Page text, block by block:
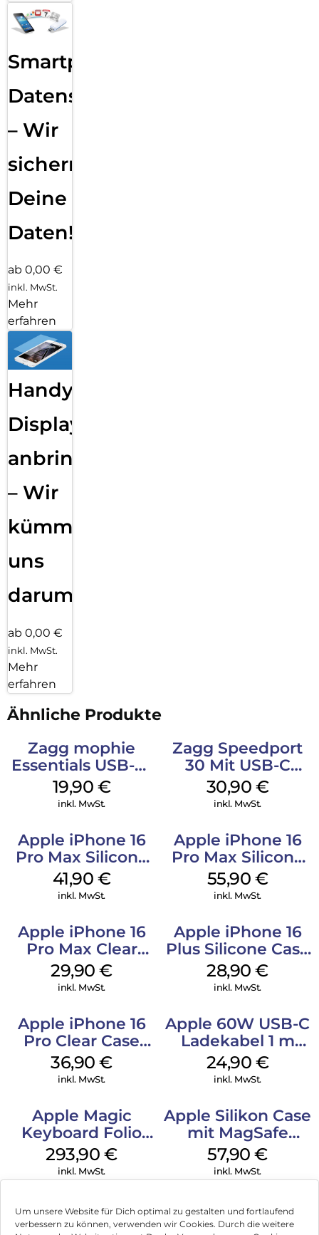
Um unsere Website für Dich optimal zu gestalten und fortlaufend
verbessern zu können, verwenden wir Cookies. Durch die weitere
Smartphone
Datensicherung
– Wir
sichern
Deine
Daten!
ab 0,00 €
inkl. MwSt.
Mehr
erfahren
Handy
Displayfolie
anbringen
– Wir
kümmern
uns
darum!
ab 0,00 €
inkl. MwSt.
Mehr
erfahren
Ähnliche Produkte
Zagg mophie
Essentials USB-C-
20W Charger PD
Weiß
19,90 €
inkl. MwSt.
Zagg Speedport
30 Mit USB-C
Kabel Weiß
30,90 €
inkl. MwSt.
Apple iPhone 16
Pro Max Silicone
Case MagSafe
Ultramarine
41,90 €
inkl. MwSt.
Apple iPhone 16
Pro Max Silicone
Case MagSafe
Stone Gray
55,90 €
inkl. MwSt.
Apple iPhone 16
Pro Max Clear
Case MagSafe
Transparent
29,90€
inkl. MwSt.
Apple iPhone 16
Plus Silicone Case
MagSafe Black
28,90€
inkl. MwSt.
Apple iPhone 16
Pro Clear Case
MagSafe
Transparent
36,90€
inkl. MwSt.
Apple 60W USB-C
Ladekabel 1 m
Weiß
24,90 €
inkl. MwSt.
Apple Magic
Keyboard Folio
iPad 10.9″ (10.Gen.)
Weiß
293,90€
inkl. MwSt.
Apple Silikon Case
mit MagSafe
iPhone 14 Pro
(PRODUCT)RED
57,90€
inkl. MwSt.